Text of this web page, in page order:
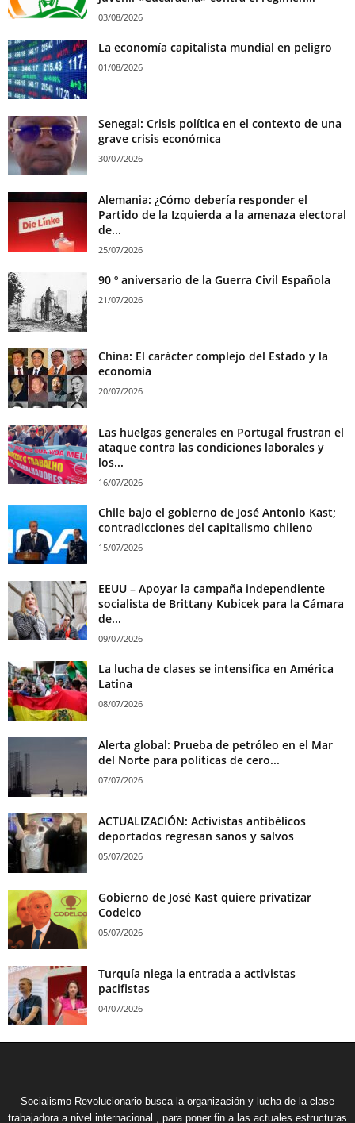
03/08/2026
La economía capitalista mundial en peligro
01/08/2026
Senegal: Crisis política en el contexto de una
grave crisis económica
30/07/2026
Alemania: ¿Cómo debería responder el
Partido de la Izquierda a la amenaza electoral
de...
25/07/2026
90 º aniversario de la Guerra Civil Española
21/07/2026
China: El carácter complejo del Estado y la
economía
20/07/2026
Las huelgas generales en Portugal frustran el
ataque contra las condiciones laborales y
los...
16/07/2026
Chile bajo el gobierno de José Antonio Kast;
contradicciones del capitalismo chileno
15/07/2026
EEUU – Apoyar la campaña independiente
socialista de Brittany Kubicek para la Cámara
de...
09/07/2026
La lucha de clases se intensifica en América
Latina
08/07/2026
Alerta global: Prueba de petróleo en el Mar
del Norte para políticas de cero...
07/07/2026
ACTUALIZACIÓN: Activistas antibélicos
deportados regresan sanos y salvos
05/07/2026
Gobierno de José Kast quiere privatizar
Codelco
05/07/2026
Turquía niega la entrada a activistas
pacifistas
04/07/2026
Socialismo Revolucionario busca la organización y lucha de la clase
trabajadora a nivel internacional , para poner fin a las actuales estructuras